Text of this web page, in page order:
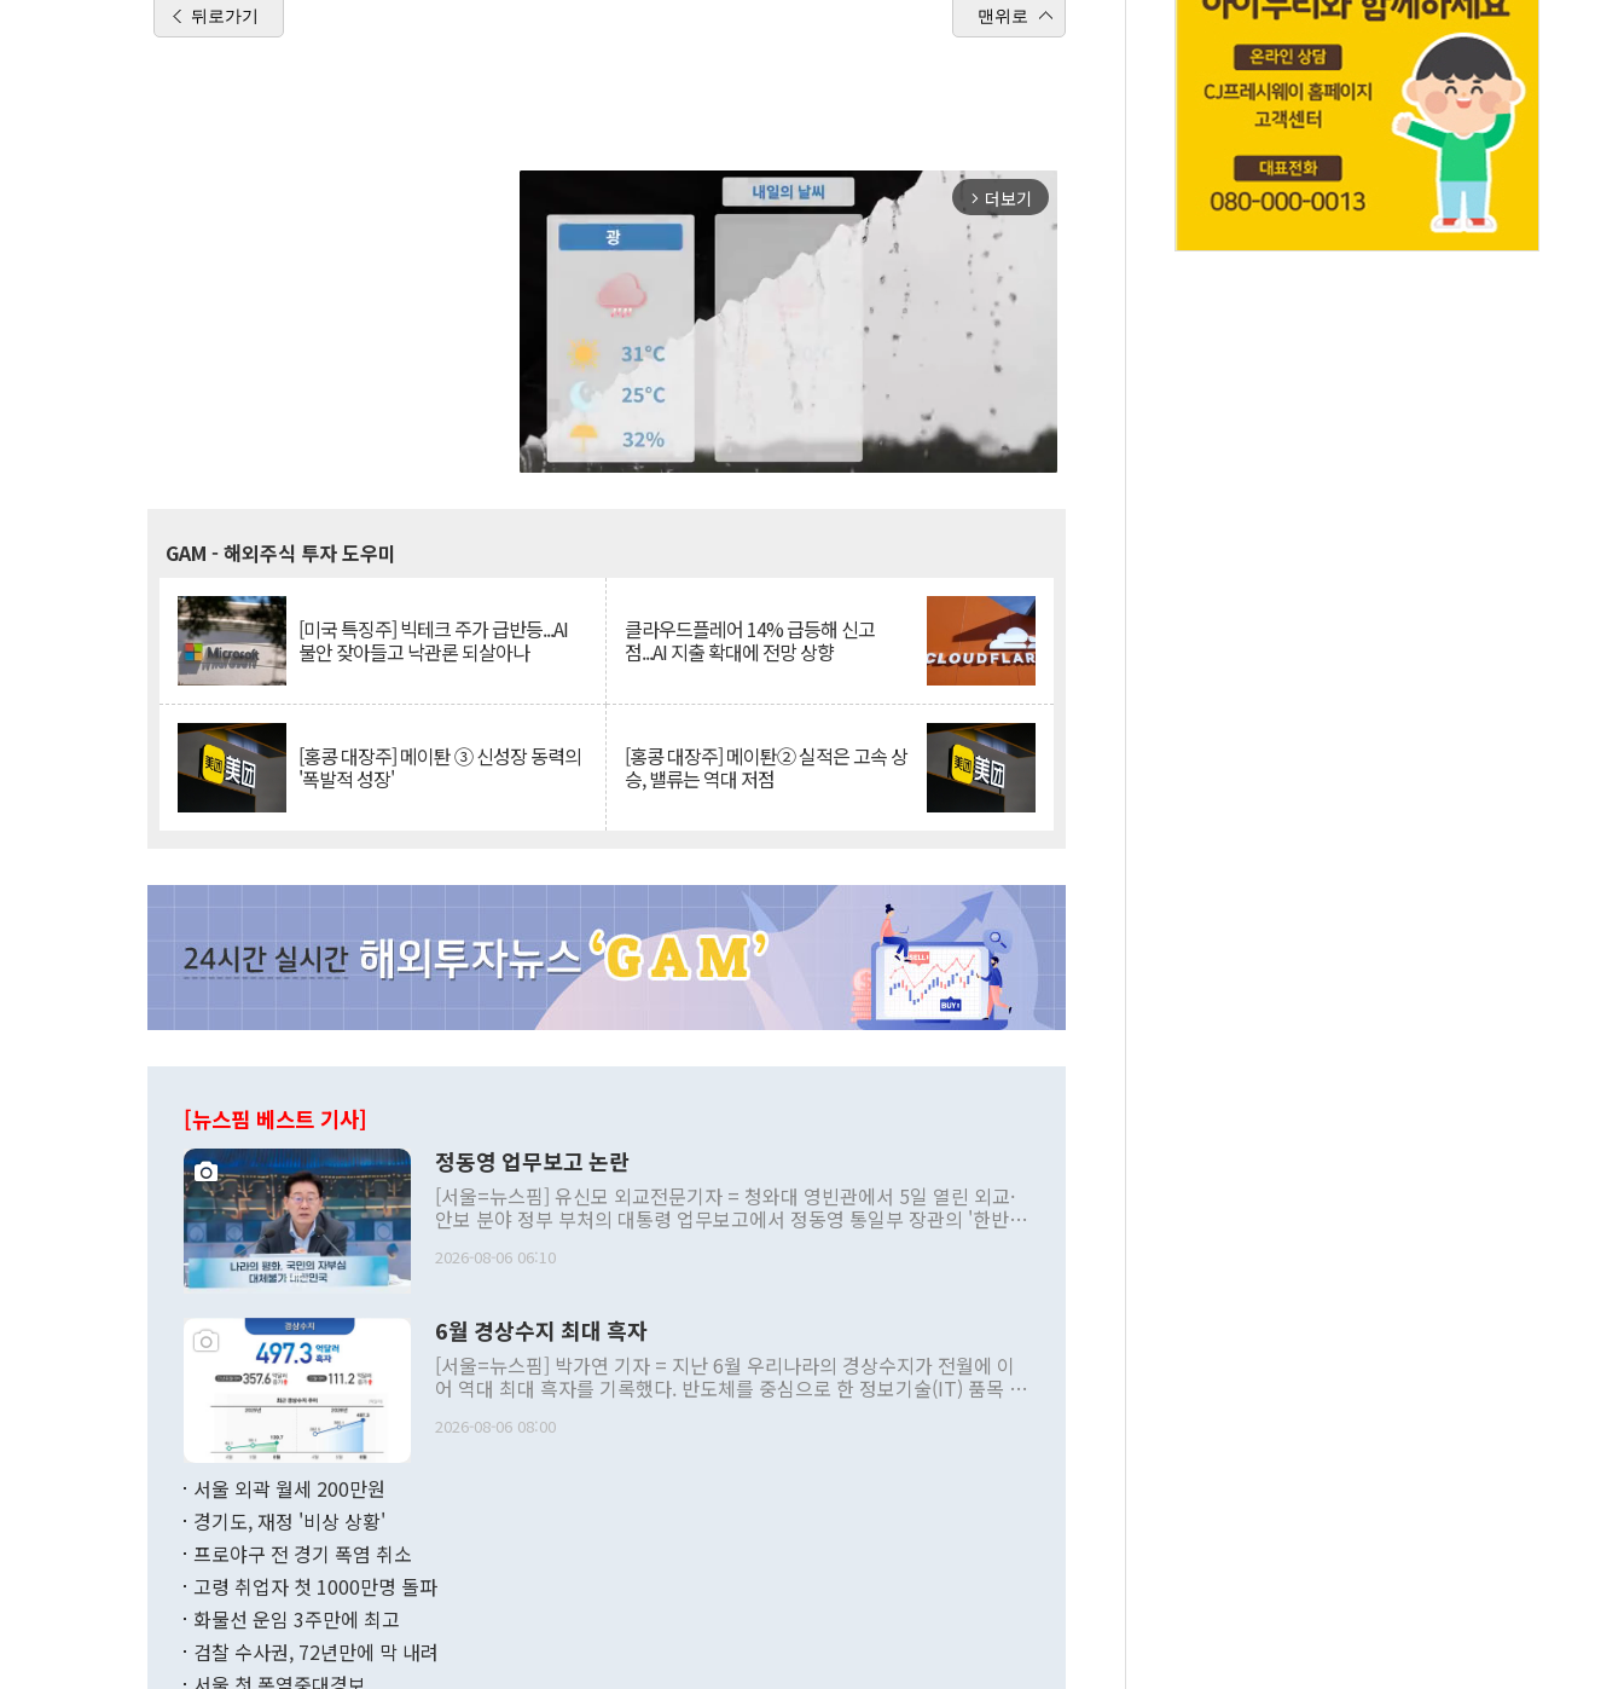
뒤로가기 맨위로
arrow_forward_ios 더보기
GAM - 해외주식 투자 도우미
[미국 특징주] 빅테크 주가 급반등...AI
불안 잦아들고 낙관론 되살아나
클라우드플레어 14% 급등해 신고
점...AI 지출 확대에 전망 상향
[홍콩 대장주] 메이퇀 ③ 신성장 동력의
'폭발적 성장'
[홍콩 대장주] 메이퇀② 실적은 고속 상
승, 밸류는 역대 저점
[뉴스핌 베스트 기사]
정동영 업무보고 논란
[서울=뉴스핌] 유신모 외교전문기자 = 청와대 영빈관에서 5일 열린 외교·
안보 분야 정부 부처의 대통령 업무보고에서 정동영 통일부 장관의 '한반도
발언 중에는 정부 내 조율을 거치지 않은 사안을 정책으로 추진하겠다고 공
주의적 희망에 근거한 비현실적 구상'이라는 비판을 내놨다. 그동안 정 장
관의 대북 정책 관련 발언이 물의를 빚은 적은 여러 번 있지만 대통령과 유
관 부처 장관이 공개적으로 부정적 입장을 표명한 것은 이례적이다. 정 장
관의 무리한 대북 접근법과 월권을 제어해야 한다는 목소리도 높아지고 있
다. [정동영 통일부 장관이 지난달 23일 오후 서울 종로구 정부서울청사에
무너졌다고도 했다. 또 "현 시점에서 흘러간 선(先)비핵화만 되뇌는 것은
함께 4자 대화의 동력을 확보하기 위해 최선을 다할 것"이라고 말했다. 하
2026-08-06 06:10
6월 경상수지 최대 흑자
[서울=뉴스핌] 박가연 기자 = 지난 6월 우리나라의 경상수지가 전월에 이
어 역대 최대 흑자를 기록했다. 반도체를 중심으로 한 정보기술(IT) 품목 수
료=한국은행] 한국은행이 6일 발표한 '2026년 6월 국제수지(잠정)'에 따르
며 월간 기준 처음으로 1000억달러를 넘어섰다. 상품수입은 644억8000만
196.9% 급증했고 컴퓨터·주변기기(SSD)는 282.7% 증가했다. IT 품목
수출은 160.4% 늘었으며 비IT 품목도 ▲석유제품(47.5%) ▲화공품
2026-08-06 08:00
서울 외곽 월세 200만원
경기도, 재정 '비상 상황'
프로야구 전 경기 폭염 취소
고령 취업자 첫 1000만명 돌파
화물선 운임 3주만에 최고
검찰 수사권, 72년만에 막 내려